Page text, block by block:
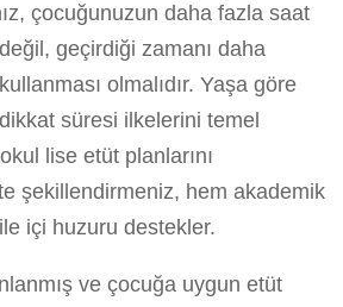
çocuğunuzun daha fazla saat
geçirdiği zamanı daha
olmalıdır. Yaşa göre
süresi ilkelerini temel
lise etüt planlarını
şekillendirmeniz, hem akademik
içi huzuru destekler.
ve çocuğa uygun etüt